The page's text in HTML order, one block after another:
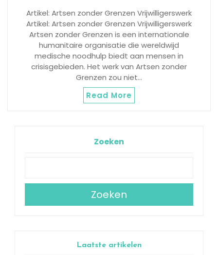
Artikel: Artsen zonder Grenzen Vrijwilligerswerk
Artikel: Artsen zonder Grenzen Vrijwilligerswerk
Artsen zonder Grenzen is een internationale
humanitaire organisatie die wereldwijd
medische noodhulp biedt aan mensen in
crisisgebieden. Het werk van Artsen zonder
Grenzen zou niet…
Read More
Zoeken
Zoeken
Laatste artikelen